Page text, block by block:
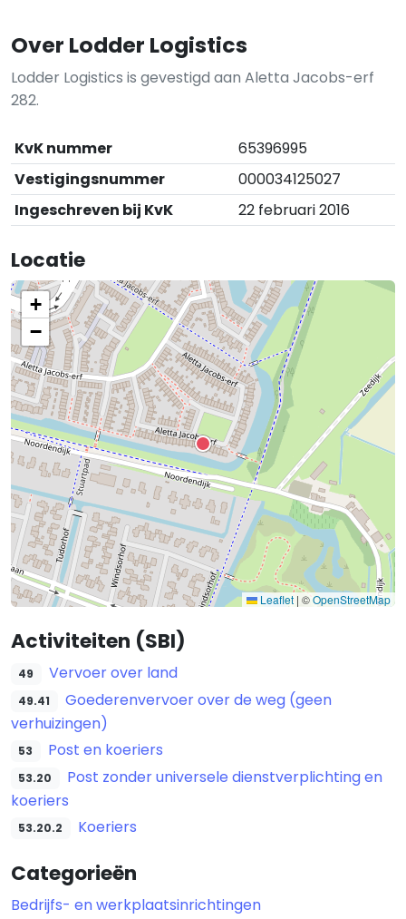
Over Lodder Logistics
Lodder Logistics is gevestigd aan Aletta Jacobs-erf
282.
KvK nummer
65396995
Vestigingsnummer
000034125027
Ingeschreven bij KvK
22 februari 2016
Locatie
+
−
Leaflet | ©OpenStreetMap
Activiteiten (SBI)
49 Vervoer over land
49.41
Goederenvervoer over de weg (geen
verhuizingen)
53 Post en koeriers
53.20
Post zonder universele dienstverplichting en
koeriers
53.20.2 Koeriers
Categorieën
Bedrijfs- en werkplaatsinrichtingen